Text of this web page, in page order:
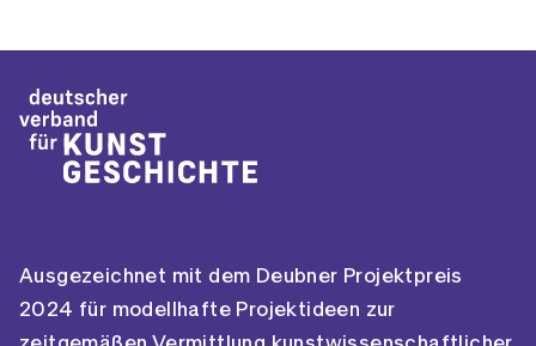
Ausgezeichnet mit dem Deubner Projektpreis
2024 für modellhafte Projektideen zur